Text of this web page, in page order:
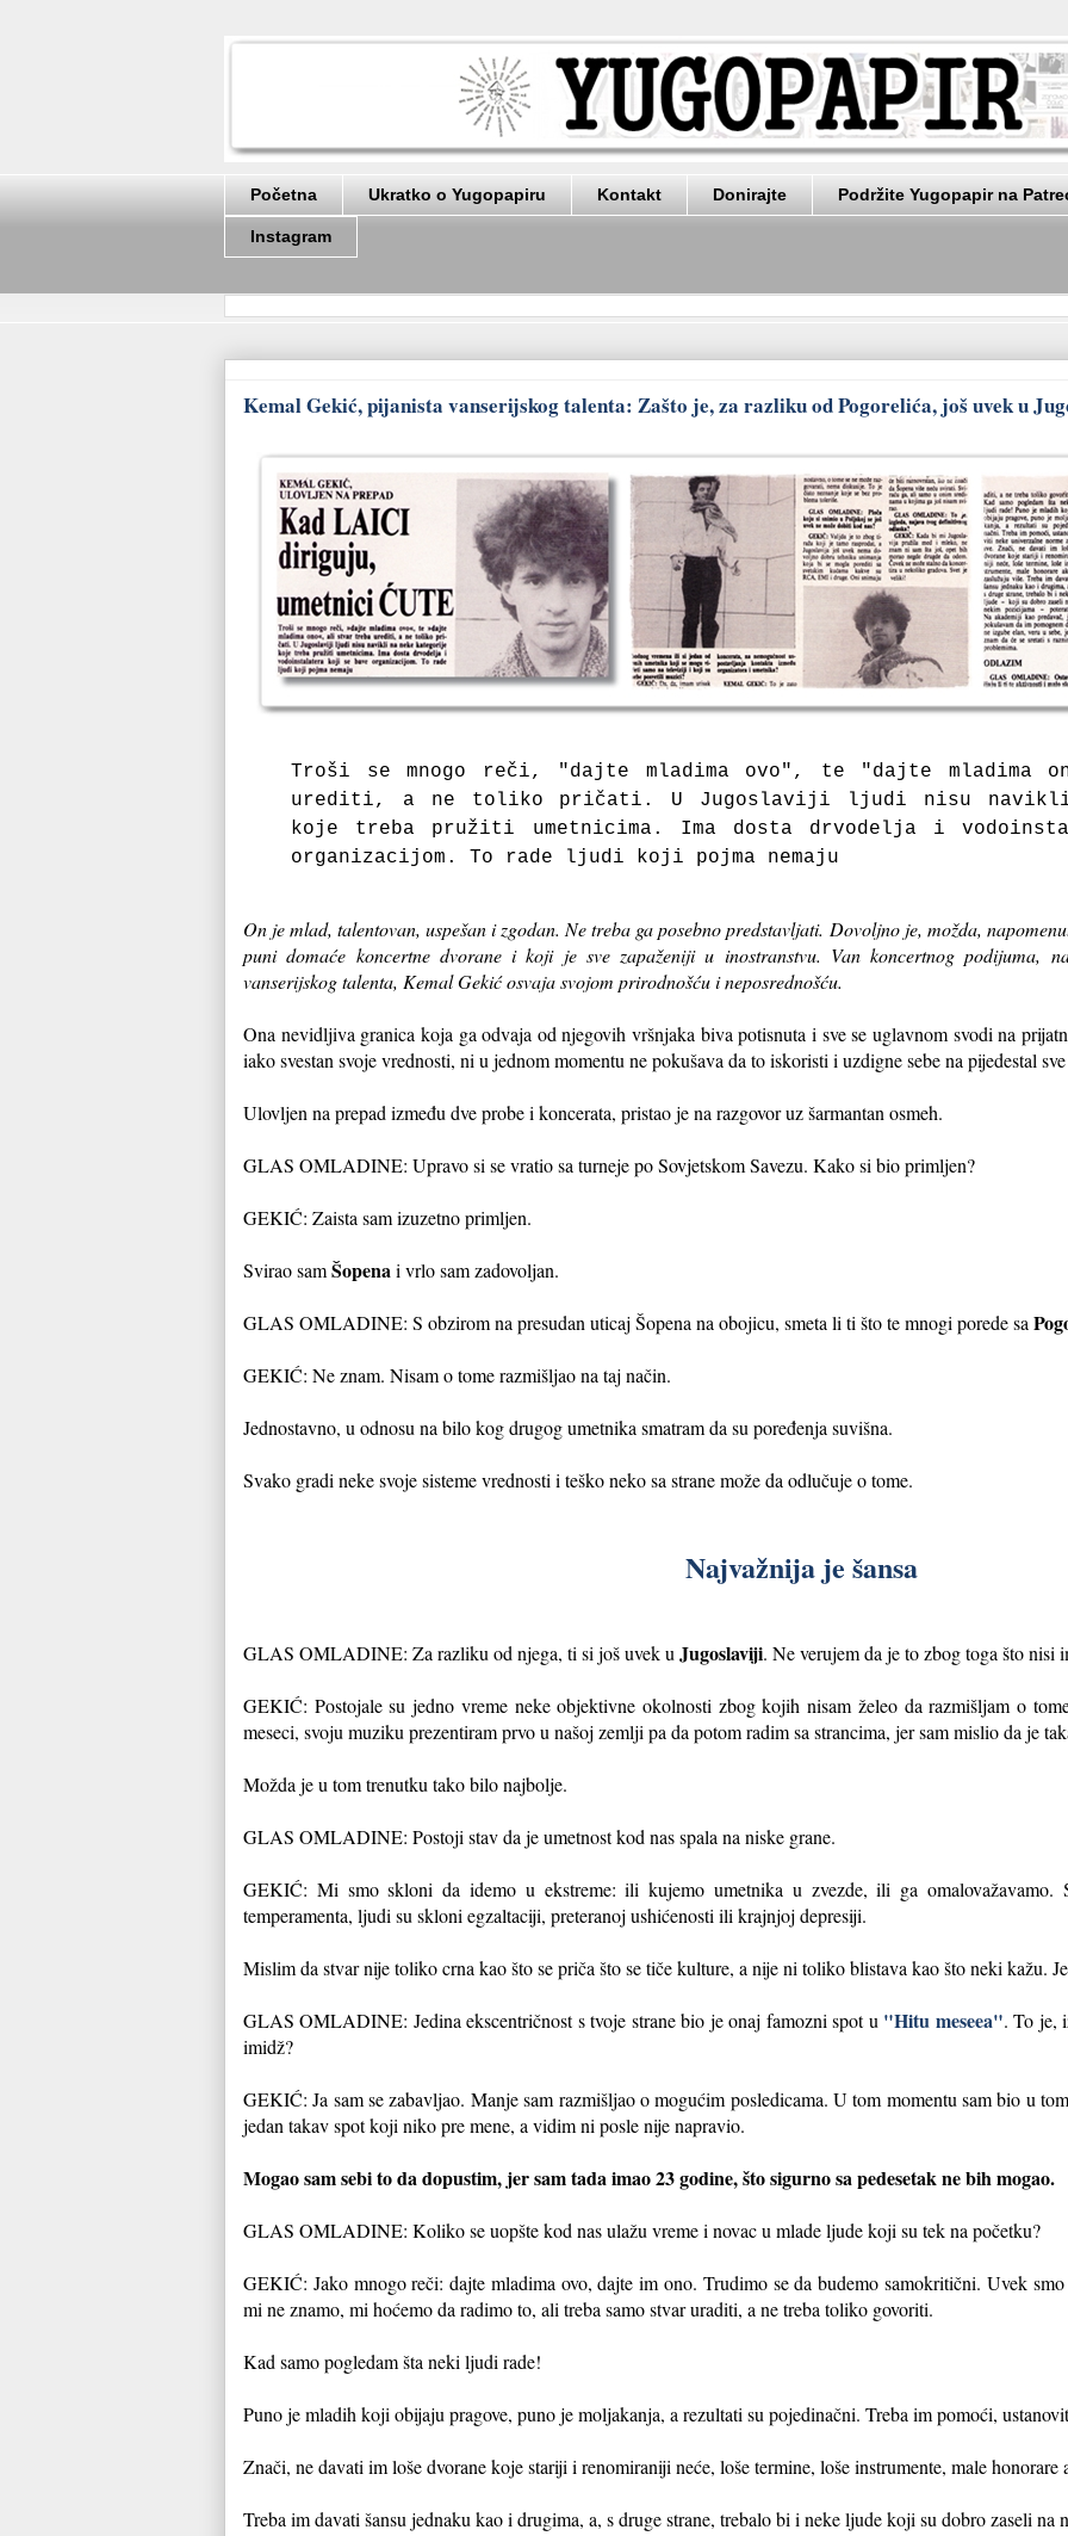
Početna Ukratko o Yugopapiru Kontakt Donirajte Podržite Yugopapir na
Instagram
Kemal Gekić, pijanista vanserijskog talenta: Zašto je, za razliku od Pogorelića, još uvek u
Troši se mnogo reči, "dajte mladima ovo", te "dajte mladima
urediti, a ne toliko pričati. U Jugoslaviji ljudi nisu navikli
koje treba pružiti umetnicima. Ima dosta drvodelja i
organizacijom. To rade ljudi koji pojma nemaju
On je mlad, talentovan, uspešan i zgodan. Ne treba ga posebno predstavljati. Dovoljno je, možda,
puni domaće koncertne dvorane i koji je sve zapaženiji u inostranstvu. Van koncertnog podijuma,
vanserijskog talenta, Kemal Gekić osvaja svojom prirodnošću i neposrednošću.
Ona nevidljiva granica koja ga odvaja od njegovih vršnjaka biva potisnuta i sve se uglavnom svodi na
iako svestan svoje vrednosti, ni u jednom momentu ne pokušava da to iskoristi i uzdigne sebe na pijedestal
Ulovljen na prepad između dve probe i koncerata, pristao je na razgovor uz šarmantan osmeh.
GLAS OMLADINE: Upravo si se vratio sa turneje po Sovjetskom Savezu. Kako si bio primljen?
GEKIĆ: Zaista sam izuzetno primljen.
Svirao samŠopena i vrlo sam zadovoljan.
GLAS OMLADINE: S obzirom na presudan uticaj Šopena na obojicu, smeta li ti što te mnogi porede sa
GEKIĆ: Ne znam. Nisam o tome razmišljao na taj način.
Jednostavno, u odnosu na bilo kog drugog umetnika smatram da su poređenja suvišna.
Svako gradi neke svoje sisteme vrednosti i teško neko sa strane može da odlučuje o tome.
Najvažnija je šansa
GLAS OMLADINE: Za razliku od njega, ti si još uvek u Jugoslaviji. Ne verujem da je to zbog toga što nisi
GEKIĆ: Postojale su jedno vreme neke objektivne okolnosti zbog kojih nisam želeo da razmišljam o
meseci, svoju muziku prezentiram prvo u našoj zemlji pa da potom radim sa strancima, jer sam mislio da je
Možda je u tom trenutku tako bilo najbolje.
GLAS OMLADINE: Postoji stav da je umetnost kod nas spala na niske grane.
GEKIĆ: Mi smo skloni da idemo u ekstreme: ili kujemo umetnika u zvezde, ili ga omalovažavamo.
temperamenta, ljudi su skloni egzaltaciji, preteranoj ushićenosti ili krajnjoj depresiji.
Mislim da stvar nije toliko crna kao što se priča što se tiče kulture, a nije ni toliko blistava kao što neki kažu.
GLAS OMLADINE: Jedina ekscentričnost s tvoje strane bio je onaj famozni spot u "Hitu meseea". To je,
imidž?
GEKIĆ: Ja sam se zabavljao. Manje sam razmišljao o mogućim posledicama. U tom momentu sam bio u
jedan takav spot koji niko pre mene, a vidim ni posle nije napravio.
Mogao sam sebi to da dopustim, jer sam tada imao 23 godine, što sigurno sa pedesetak ne bih mogao.
GLAS OMLADINE: Koliko se uopšte kod nas ulažu vreme i novac u mlade ljude koji su tek na početku?
GEKIĆ: Jako mnogo reči: dajte mladima ovo, dajte im ono. Trudimo se da budemo samokritični. Uvek
mi ne znamo, mi hoćemo da radimo to, ali treba samo stvar uraditi, a ne treba toliko govoriti.
Kad samo pogledam šta neki ljudi rade!
Puno je mladih koji obijaju pragove, puno je moljakanja, a rezultati su pojedinačni. Treba im pomoći,
Znači, ne davati im loše dvorane koje stariji i renomiraniji neće, loše termine, loše instrumente, male honorare
Treba im davati šansu jednaku kao i drugima, a, s druge strane, trebalo bi i neke ljude koji su dobro zaseli na